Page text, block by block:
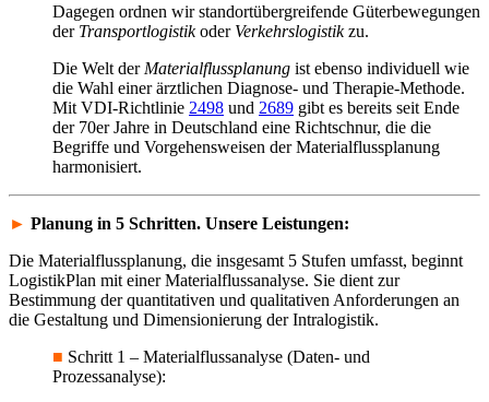
Dagegen ordnen wir standortübergreifende Güterbewegungen
der Transportlogistikoder Verkehrslogistikzu.
Die Welt der Materialflussplanung ist ebenso individuell wie
die Wahl einer ärztlichen Diagnose- und Therapie-Methode.
Mit VDI-Richtlinie 2498 und 2689 gibt es bereits seit Ende
der 70er Jahre in Deutschland eine Richtschnur, die die
Begriffe und Vorgehensweisen der Materialflussplanung
harmonisiert.
► Planung in 5 Schritten. Unsere Leistungen:
Die Materialflussplanung, die insgesamt 5 Stufen umfasst, beginnt
LogistikPlan mit einer Materialflussanalyse. Sie dient zur
Bestimmung der quantitativen und qualitativen Anforderungen an
die Gestaltung und Dimensionierung der Intralogistik.
■ Schritt 1 – Materialflussanalyse (Daten- und
Prozessanalyse):